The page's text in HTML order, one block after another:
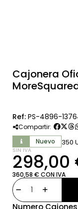
Cajonera
Ref: PS-4896-
Compartir:
Nuevo 350
SIN IVA
298,00
360,58 € CON IVA